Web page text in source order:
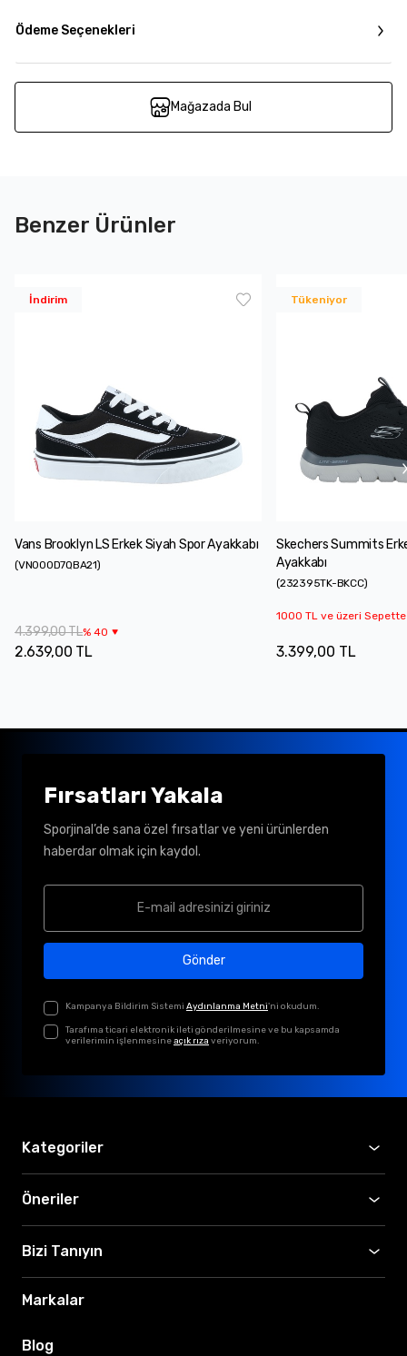
Ödeme Seçenekleri
Mağazada Bul
Benzer Ürünler
İndirim
Vans Brooklyn LS Erkek Siyah Spor Ayakkabı
(VN000D7QBA21)
4.399,00 TL% 40
2.639,00 TL
Tükeniyor
Skechers Summits
Ayakkabı
(232395TK-BKCC)
1000 TL ve üzeri
3.399,00 TL
Fırsatları Yakala
Sporjinal’de sana özel fırsatlar ve yeni ürünlerden
haberdar olmak için kaydol.
Gönder
Kampanya Bildirim Sistemi Aydınlanma Metni'ni okudum.
Tarafıma ticari elektronik ileti gönderilmesine ve bu kapsamda
verilerimin işlenmesineaçık rıza veriyorum.
Kategoriler
Öneriler
Bizi Tanıyın
Markalar
Blog